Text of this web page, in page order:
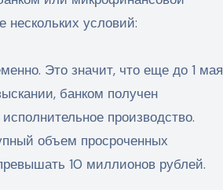
условий:
Это значит, что еще до 1 мая
банком получен
производство.
объем просроченных
10 миллионов рублей.